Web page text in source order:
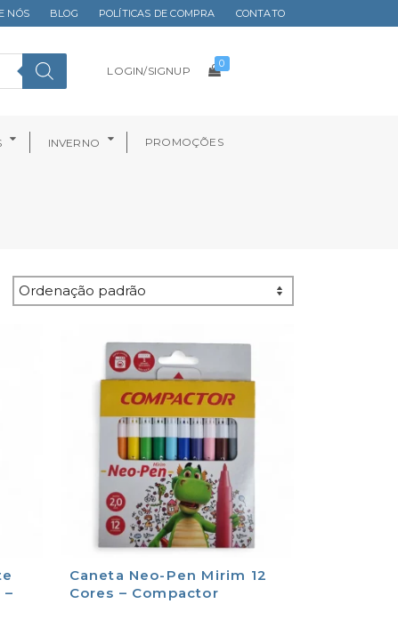
NÓS BLOG POLÍTICAS DE COMPRA CONTATO
LOGIN/SIGNUP
0
INVERNO PROMOÇÕES
–
Caneta Neo-Pen Mirim 12
Cores – Compactor